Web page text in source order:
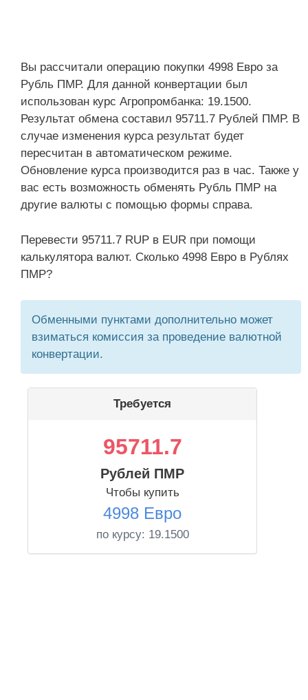
Вы рассчитали операцию покупки 4998 Евро за
Рубль ПМР. Для данной конвертации был
использован курс Агропромбанка: 19.1500.
Результат обмена составил 95711.7 Рублей ПМР. В
случае изменения курса результат будет
пересчитан в автоматическом режиме.
Обновление курса производится раз в час. Также у
вас есть возможность обменять Рубль ПМР на
другие валюты с помощью формы справа.
Перевести 95711.7 RUP в EUR при помощи
калькулятора валют. Сколько 4998 Евро в Рублях
ПМР?
Обменными пунктами дополнительно может
взиматься комиссия за проведение валютной
конвертации.
Требуется
95711.7
Рублей ПМР
Чтобы купить
4998 Евро
по курсу: 19.1500